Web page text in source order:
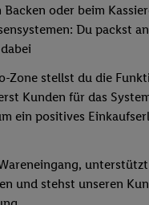
Backen oder beim
Du packst
Zone stellst du die
Kunden für das
ein positives
und stehst unseren